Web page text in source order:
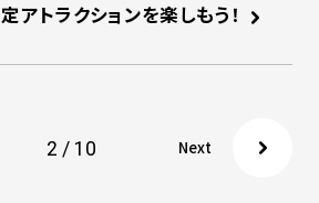
定アトラクションを楽しもう！
2 / 10 Next